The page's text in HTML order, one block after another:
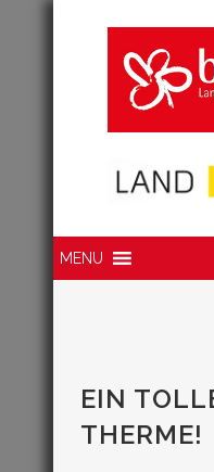
MENU
EIN
THERME!